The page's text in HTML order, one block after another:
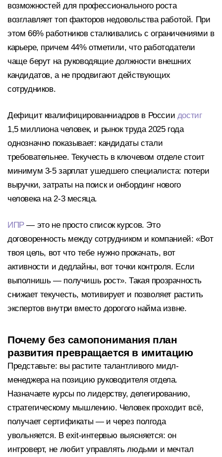
возможностей для профессионального роста
возглавляет топ факторов недовольства работой. При
этом 66% работников сталкивались с ограничениями в
карьере, причем 44% отметили, что работодатели
чаще берут на руководящие должности внешних
кандидатов, а не продвигают действующих
сотрудников.
Дефицит квалифицированниадров в России достиг
1,5 миллиона человек, и рынок труда 2025 года
однозначно показывает: кандидаты стали
требовательнее. Текучесть в ключевом отделе стоит
минимум 3-5 зарплат ушедшего специалиста: потери
выручки, затраты на поиск и онбординг нового
человека на 2-3 месяца.​
ИПР— это не просто список курсов. Это
договоренность между сотрудником и компанией: «Вот
твоя цель, вот что тебе нужно прокачать, вот
активности и дедлайны, вот точки контроля. Если
выполнишь — получишь рост». Такая прозрачность
снижает текучесть, мотивирует и позволяет растить
экспертов внутри вместо дорогого найма извне.
Почему без самопонимания план
развития превращается в имитацию
Представьте: вы растите талантливого мидл-
менеджера на позицию руководителя отдела.
Назначаете курсы по лидерству, делегированию,
стратегическому мышлению. Человек проходит всё,
получает сертификаты — и через полгода
увольняется. В exit-интервью выясняется: он
интроверт, не любит управлять людьми и мечтал